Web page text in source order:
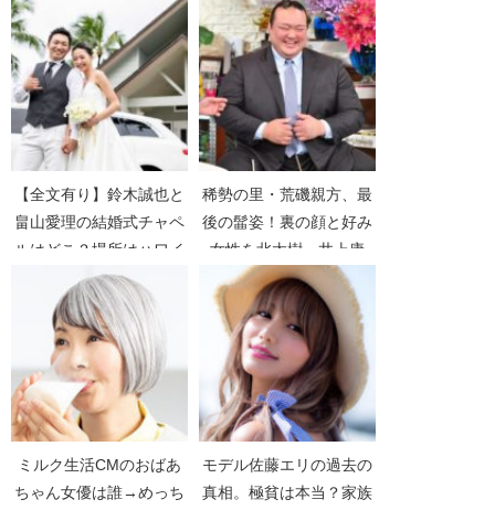
【全文有り】鈴木誠也と
畠山愛理の結婚式チャペ
ルはどこ？場所はハワイ
のアロハ・ケ・アクア
稀勢の里・荒磯親方、最
後の髷姿！裏の顔と好み
女性を北太樹、井上康
生、若の里が語る【A-
Studio】
ミルク生活CMのおばあ
ちゃん女優は誰→めっち
モデル佐藤エリの過去の
真相。極貧は本当？家族